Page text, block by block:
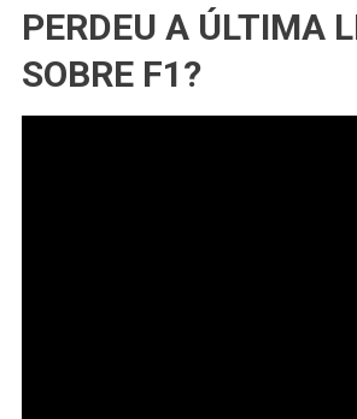
PERDEU A ÚLTIMA
SOBRE F1?